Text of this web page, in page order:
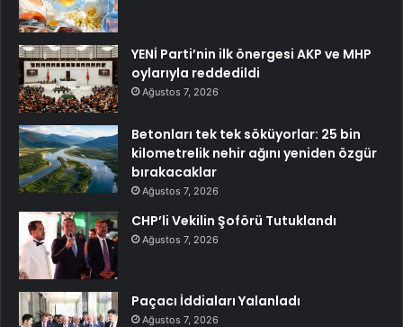
YENİ Parti’nin ilk önergesi AKP ve MHP
oylarıyla reddedildi
Ağustos 7, 2026
Betonları tek tek söküyorlar: 25 bin
kilometrelik nehir ağını yeniden özgür
bırakacaklar
Ağustos 7, 2026
CHP’li Vekilin Şoförü Tutuklandı
Ağustos 7, 2026
Paçacı İddiaları Yalanladı
Ağustos 7, 2026